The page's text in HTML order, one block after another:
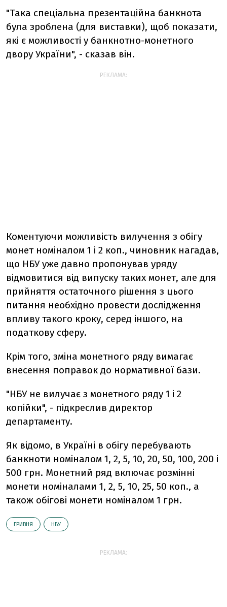
"Така спеціальна презентаційна банкнота
була зроблена (для виставки), щоб показати,
які є можливості у банкнотно-монетного
двору України", - сказав він.
РЕКЛАМА:
Коментуючи можливість вилучення з обігу
монет номіналом 1 і 2 коп., чиновник нагадав,
що НБУ уже давно пропонував уряду
відмовитися від випуску таких монет, але для
прийняття остаточного рішення з цього
питання необхідно провести дослідження
впливу такого кроку, серед іншого, на
податкову сферу.
Крім того, зміна монетного ряду вимагає
внесення поправок до нормативної бази.
"НБУ не вилучає з монетного ряду 1 і 2
копійки", - підкреслив директор
департаменту.
Як відомо, в Україні в обігу перебувають
банкноти номіналом 1, 2, 5, 10, 20, 50, 100, 200 і
500 грн. Монетний ряд включає розмінні
монети номіналами 1, 2, 5, 10, 25, 50 коп., а
також обігові монети номіналом 1 грн.
ГРИВНЯ НБУ
РЕКЛАМА: